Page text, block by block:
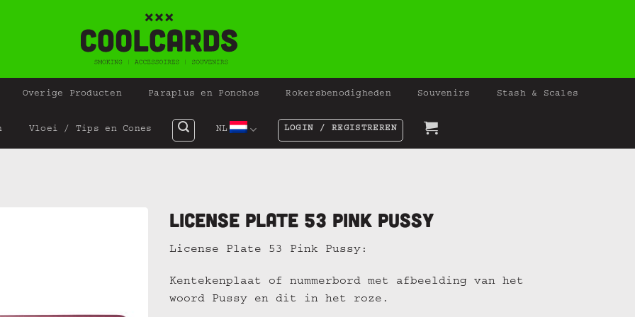
Overige Producten Paraplus en Ponchos Rokersbenodigheden Souvenirs Stash & Scales
Vloei / Tips en Cones NL LOGIN / REGISTREREN
License Plate 53 Pink Pussy
License Plate 53 Pink Pussy:
Kentekenplaat of nummerbord met afbeelding van het
woord Pussy en dit in het roze.